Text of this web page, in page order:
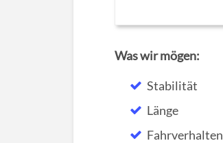
Was wir mögen:
Stabilität
Länge
Fahrverhalten